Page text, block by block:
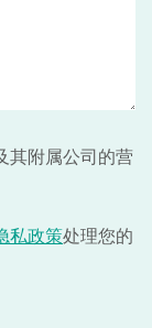
其附属公司的营
私政策处理您的